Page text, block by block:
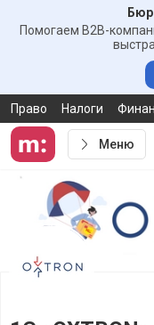
Помогаем B2B-
Право Налоги
Меню